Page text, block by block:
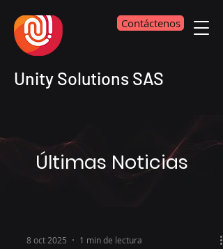
Contáctenos
Unity Solutions SAS
Últimas Noticias
8 oct 2025 1 min de lectura